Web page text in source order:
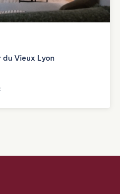
du Vieux Lyon